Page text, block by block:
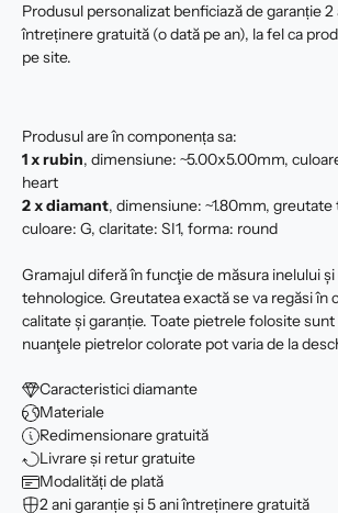
Produsul personalizat benficiază de garanție 2
întreținere gratuită (o dată pe an), la fel ca
pe site.
Produsul are în componența sa:
1 x rubin, dimensiune: ~5.00x5.00mm,
heart
2 xdiamant, dimensiune: ~1.80mm, greutate
culoare: G, claritate: SI1, forma: round
Gramajul diferă în funcţie de măsura inelului
tehnologice. Greutatea exactă se va regăsi în
calitate şi garanție. Toate pietrele folosite sunt
nuanţele pietrelor colorate pot varia de la
Caracteristici diamante
Materiale
Redimensionare gratuită
Livrare și retur gratuite
Modalități de plată
2 ani garanție și 5 ani întreținere gratuită